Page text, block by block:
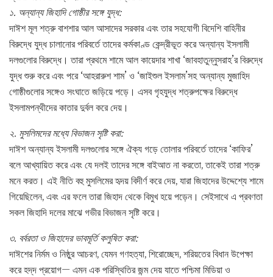
১. অন্যান্য জিহাদি গোষ্ঠীর সঙ্গে যুদ্ধ:
দাঈশ মূল শত্রু বাশশার আল আসাদের সরকার এবং তার সহযোগী বিদেশি বাহিনীর
বিরুদ্ধে যুদ্ধ চালানোর পরিবর্তে তাদের কর্মকাণ্ড কেন্দ্রীভূত করে অন্যান্য ইসলামী
দলগুলোর বিরুদ্ধে। তারা প্রথমে শামে আল কায়েদার শাখা ‘জাবহাতুন্নুসরাহ’র বিরুদ্ধে
যুদ্ধ শুরু করে এবং পরে ‘আহরারুশ শাম’ ও ‘জাইশুল ইসলাম’সহ অন্যান্য মুজাহিদ
গোষ্ঠীগুলোর সঙ্গেও সংঘাতে জড়িয়ে পড়ে। এসব গৃহযুদ্ধ শত্রুপক্ষের বিরুদ্ধে
ইসলামপন্থীদের কাতার দুর্বল করে দেয়।
২. মুসলিমদের মধ্যে বিভাজন সৃষ্টি করা:
দাঈশ অন্যান্য ইসলামী দলগুলোর সঙ্গে ঐক্য গড়ে তোলার পরিবর্তে তাদের ‘কাফির’
বলে আখ্যায়িত করে এবং যে দলই তাদের সঙ্গে বাইআত না করতো, তাকেই তারা শত্রু
মনে করত। এই নীতি বহু মুসলিমের হৃদয় বিদীর্ণ করে দেয়, যারা জিহাদের উদ্দেশ্যে শামে
গিয়েছিলেন, এবং এর ফলে তারা জিহাদ থেকে বিমুখ হয়ে পড়েন। সেইসাথে এ প্রবণতা
সকল জিহাদি দলের মাঝে গভীর বিভাজন সৃষ্টি করে।
৩. বর্বরতা ও জিহাদের ভাবমূর্তি কলুষিত করা:
দাঈশের নির্মম ও নিষ্ঠুর আচরণ, যেমন গণহত্যা, শিরোচ্ছেদ, শরিয়তের বিধান উপেক্ষা
করে হদ্‌দ প্রয়োগ— এমন এক পরিস্থিতির জন্ম দেয় যাতে পশ্চিমা মিডিয়া ও